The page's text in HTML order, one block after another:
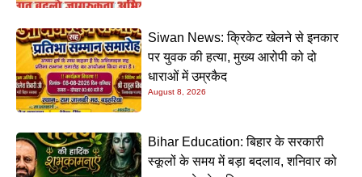
Siwan News: क्रिकेट खेलने से इनकार
पर युवक की हत्या, मुख्य आरोपी को दो
धाराओं में उम्रकैद
August 8, 2026
Bihar Education: बिहार के सरकारी
स्कूलों के समय में बड़ा बदलाव, शनिवार को